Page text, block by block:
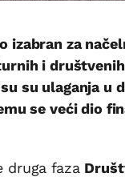
izabran za
i
su ulaganja u
se veći dio
druga faza